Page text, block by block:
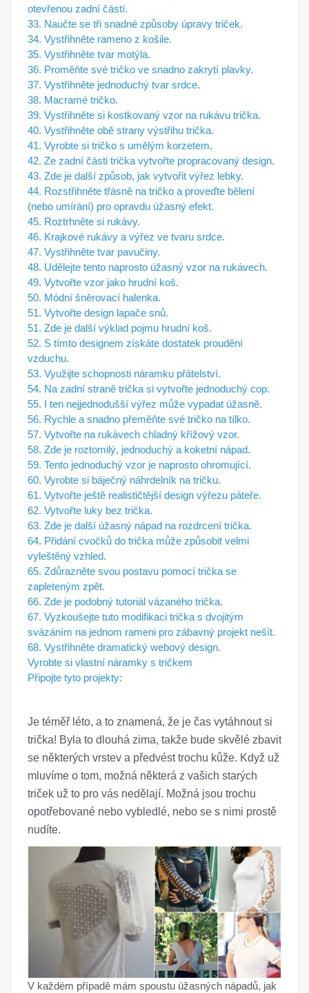
otevřenou zadní částí.
33. Naučte se tři snadné způsoby úpravy triček.
34. Vystřihněte rameno z košile.
35. Vystřihněte tvar motýla.
36. Proměňte své tričko ve snadno zakrytí plavky.
37. Vystřihněte jednoduchý tvar srdce.
38. Macramé tričko.
39. Vystřihněte si kostkovaný vzor na rukávu trička.
40. Vystřihněte obě strany výstřihu trička.
41. Vyrobte si tričko s umělým korzetem.
42. Ze zadní části trička vytvořte propracovaný design.
43. Zde je další způsob, jak vytvořit výřez lebky.
44. Rozstřihněte třásně na tričko a proveďte bělení
(nebo umírání) pro opravdu úžasný efekt.
45. Roztrhněte si rukávy.
46. ​​Krajkové rukávy a výřez ve tvaru srdce.
47. Vystřihněte tvar pavučiny.
48. Udělejte tento naprosto úžasný vzor na rukávech.
49. Vytvořte vzor jako hrudní koš.
50. Módní šněrovací halenka.
51. Vytvořte design lapače snů.
51. Zde je další výklad pojmu hrudní koš.
52. S tímto designem získáte dostatek proudění
vzduchu.
53. Využijte schopnosti náramku přátelství.
54. Na zadní straně trička si vytvořte jednoduchý cop.
55. I ten nejjednodušší výřez může vypadat úžasně.
56. Rychle a snadno přeměňte své tričko na tílko.
57. Vytvořte na rukávech chladný křížový vzor.
58. Zde je roztomilý, jednoduchý a koketní nápad.
59. Tento jednoduchý vzor je naprosto ohromující.
60. Vyrobte si báječný náhrdelník na tričku.
61. Vytvořte ještě realističtější design výřezu páteře.
62. Vytvořte luky bez trička.
63. Zde je další úžasný nápad na rozdrcení trička.
64. Přidání cvočků do trička může způsobit velmi
vyleštěný vzhled.
65. Zdůrazněte svou postavu pomocí trička se
zapleteným zpět.
66. Zde je podobný tutoriál vázaného trička.
67. Vyzkoušejte tuto modifikaci trička s dvojitým
svázáním na jednom rameni pro zábavný projekt nešít.
68. Vystřihněte dramatický webový design.
Vyrobte si vlastní náramky s tričkem
Připojte tyto projekty:
Je téměř léto, a to znamená, že je čas vytáhnout si
trička! Byla to dlouhá zima, takže bude skvělé zbavit
se některých vrstev a předvést trochu kůže. Když už
mluvíme o tom, možná některá z vašich starých
triček už to pro vás nedělají. Možná jsou trochu
opotřebované nebo vybledlé, nebo se s nimi prostě
nudíte.
V každém případě mám spoustu úžasných nápadů, jak